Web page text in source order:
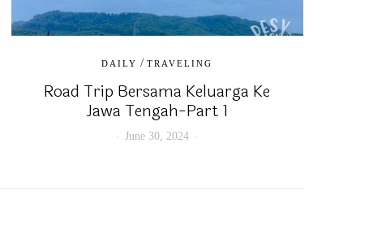
DAILY /TRAVELING
Road Trip Bersama Keluarga Ke
Jawa Tengah-Part 1
June 30, 2024